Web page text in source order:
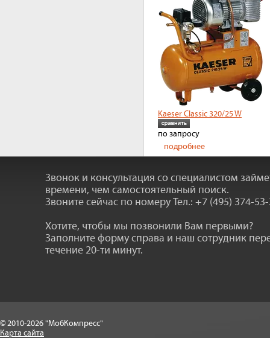
Kaeser Classic 320/25 W
по запросу
подробнее
Звонок и консультация со специалистом
времени, чем самостоятельный поиск.
Звоните сейчас по номеру Тел.: +7 (495) 374-
Хотите, чтобы мы позвонили Вам первыми?
Заполните форму справа и наш сотрудник
течение 20-ти минут.
© 2010-2026 "МобКомпресс"
Карта сайта